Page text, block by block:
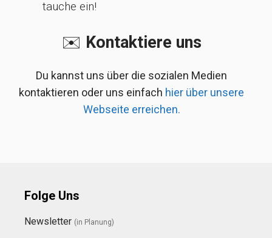
tauche ein!
✉️ Kontaktiere uns
Du kannst uns über die sozialen Medien
kontaktieren oder uns einfach hier über unsere
Webseite erreichen.
Folge Uns
Newsletter (in Planung)